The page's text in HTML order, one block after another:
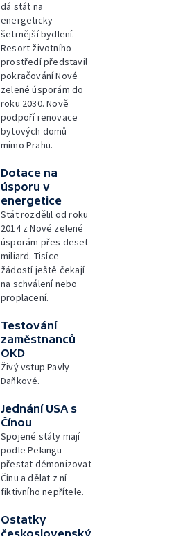
dá stát na
energeticky
šetrnější bydlení.
Resort životního
prostředí představil
pokračování Nové
zelené úsporám do
roku 2030. Nově
podpoří renovace
bytových domů
mimo Prahu.
Dotace na
úsporu v
energetice
Stát rozdělil od roku
2014 z Nové zelené
úsporám přes deset
miliard. Tisíce
žádostí ještě čekají
na schválení nebo
proplacení.
Testování
zaměstnanců
OKD
Živý vstup Pavly
Daňkové.
Jednání USA s
Čínou
Spojené státy mají
podle Pekingu
přestat démonizovat
Čínu a dělat z ní
fiktivního nepřítele.
Ostatky
československý